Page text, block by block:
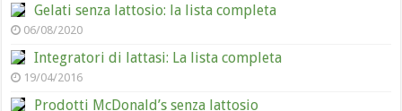
Gelati senza lattosio: la lista completa
06/08/2020
Integratori di lattasi: La lista completa
19/04/2016
Prodotti McDonald’s senza lattosio